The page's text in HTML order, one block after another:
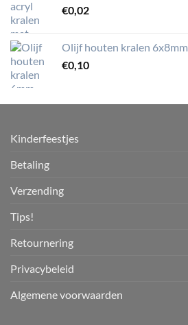
€0,02
Olijf houten kralen 6x8mm
€0,10
Kinderfeestjes
Betaling
Verzending
Tips!
Retournering
Privacybeleid
Algemene voorwaarden